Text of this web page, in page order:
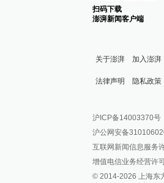
扫码下载
澎湃新闻客户端
关于澎湃 加入澎湃
法律声明 隐私政策
澎湃新
澎湃
派生
IP
报料邮箱:
沪ICP备14003370号
沪公网安备
互联网新闻信息服务
增值电信业务经营许
© 2014-2026 上海东